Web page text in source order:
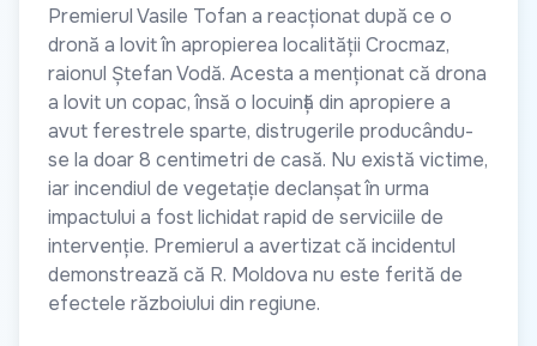
Premierul Vasile Tofan a reacționat după ce o
dronă a lovit în apropierea localității Crocmaz,
raionul Ștefan Vodă. Acesta a menționat că drona
a lovit un copac, însă o locuință din apropiere a
avut ferestrele sparte, distrugerile producându-
se la doar 8 centimetri de casă. Nu există victime,
iar incendiul de vegetație declanșat în urma
impactului a fost lichidat rapid de serviciile de
intervenție. Premierul a avertizat că incidentul
demonstrează că R. Moldova nu este ferită de
efectele războiului din regiune.